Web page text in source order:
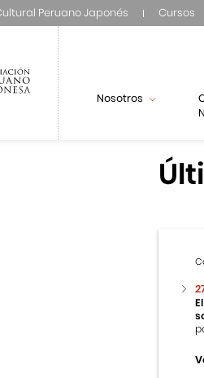
Peruano Japonés Cursos
Nosotros